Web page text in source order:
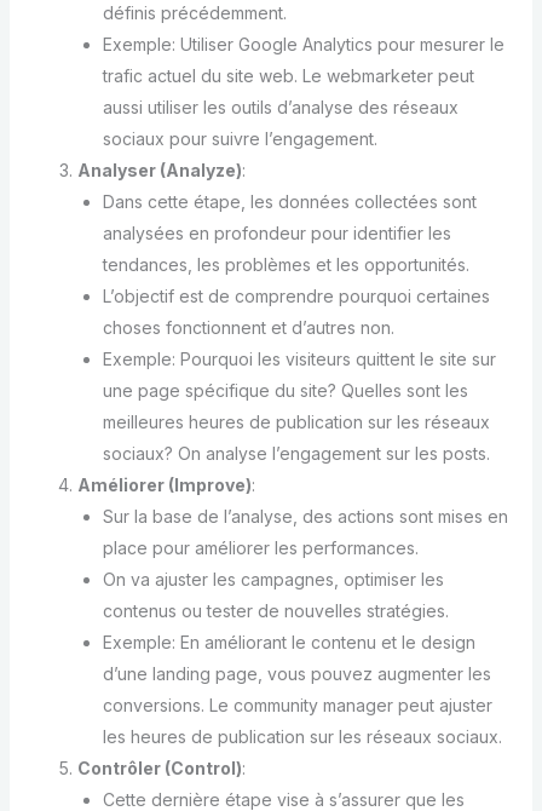
définis précédemment.
Exemple: Utiliser Google Analytics pour mesurer le
trafic actuel du site web. Le webmarketer peut
aussi utiliser les outils d’analyse des réseaux
sociaux pour suivre l’engagement.
Analyser (Analyze):
Dans cette étape, les données collectées sont
analysées en profondeur pour identifier les
tendances, les problèmes et les opportunités.
L’objectif est de comprendre pourquoi certaines
choses fonctionnent et d’autres non.
Exemple: Pourquoi les visiteurs quittent le site sur
une page spécifique du site? Quelles sont les
meilleures heures de publication sur les réseaux
sociaux? On analyse l’engagement sur les posts.
Améliorer (Improve):
Sur la base de l’analyse, des actions sont mises en
place pour améliorer les performances.
On va ajuster les campagnes, optimiser les
contenus ou tester de nouvelles stratégies.
Exemple: En améliorant le contenu et le design
d’une landing page, vous pouvez augmenter les
conversions. Le community manager peut ajuster
les heures de publication sur les réseaux sociaux.
Contrôler (Control):
Cette dernière étape vise à s’assurer que les